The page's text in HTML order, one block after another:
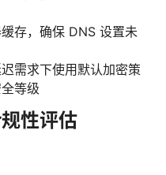
存，确保 DNS 设置未
需求下使用默认加密策
等级
性评估